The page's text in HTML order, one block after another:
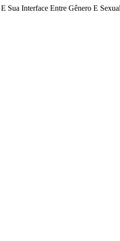
Sua Interface Entre Gênero E